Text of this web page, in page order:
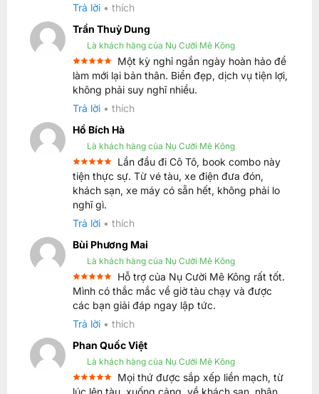
Trả lời • thích
Trần Thuỳ Dung
Là khách hàng của Nụ Cười Mê Kông
Được xếp
hạng5 5
sao
Một kỳ nghỉ ngắn ngày hoàn hảo để
làm mới lại bản thân. Biển đẹp, dịch vụ tiện lợi,
không phải suy nghĩ nhiều.
Trả lời • thích
Hồ Bích Hà
Là khách hàng của Nụ Cười Mê Kông
Được xếp
hạng 55
sao
Lần đầu đi Cô Tô, book combo này
tiện thực sự. Từ vé tàu, xe điện đưa đón,
khách sạn, xe máy có sẵn hết, không phải lo
nghĩ gì.
Trả lời • thích
Bùi Phương Mai
Là khách hàng của Nụ Cười Mê Kông
Được xếp
hạng 5 5
sao
Hỗ trợ của Nụ Cười Mê Kông rất tốt.
Mình có thắc mắc về giờ tàu chạy và được
các bạn giải đáp ngay lập tức.
Trả lời • thích
Phan Quốc Việt
Là khách hàng của Nụ Cười Mê Kông
Được xếp
Mọi thứ được sắp xếp liền mạch, từ
lúc lên tàu, xuống cảng, về khách sạn, nhận